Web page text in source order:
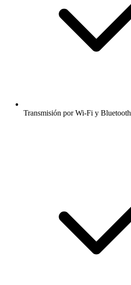
Transmisión por Wi-Fi y Bluetooth